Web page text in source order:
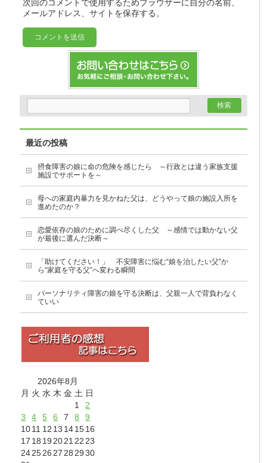
次回のコメントで使用するためブラウザーに自分の名前、
メールアドレス、サイトを保存する。
最近の投稿
摂食障害の娘に命の危険を感じたら ～行政とは違う家族支援
施設でサポートを～
母への家庭内暴力を見かねた父は、どうやって娘の施設入所を
進めたのか？
恋愛依存の娘のために調べ尽くした父 ～感情では動かない父
が最後に選んだ決断～
「助けてください！」 不安障害に悩む“娘を治したい父”か
ら“家庭を守る父”へ変わる瞬間
パーソナリティ障害の娘を守る決断は、父親一人で背負わなく
ていい
2026年8月
月 火 水 木 金 土 日
1
2
3
4 5 6 7 8
9
1011 12 13 141516
17 18 19 2021 22 23
242526 27 28 29 30